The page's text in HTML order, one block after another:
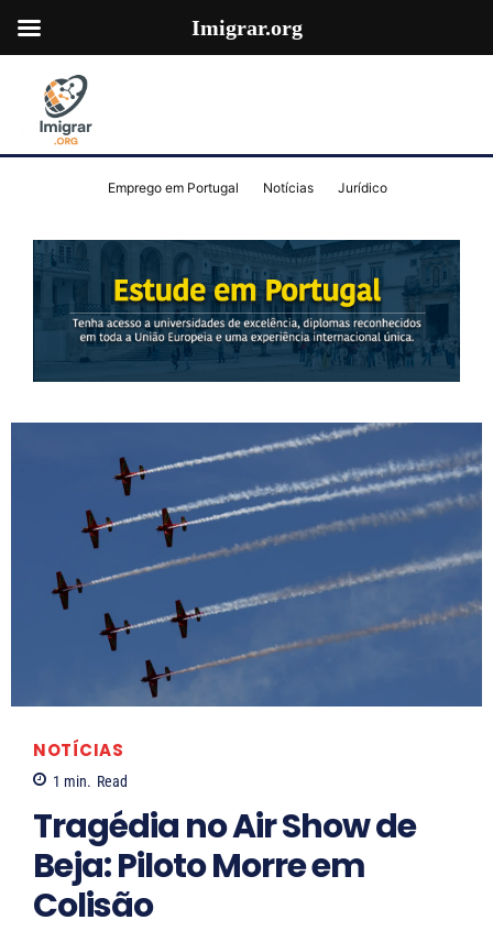
Emprego em Portugal Notícias Jurídico
NOTÍCIAS
1 min. Read
Tragédia no Air Show de
Beja: Piloto Morre em
Colisão
Imigrar.org
a
o
a
r
e
s